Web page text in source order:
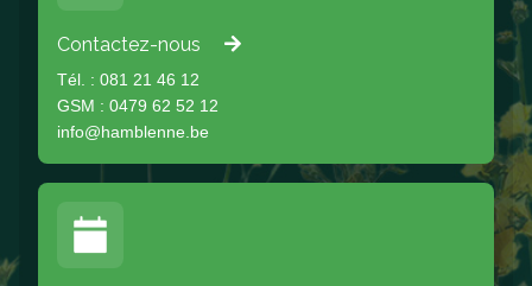
Contactez-nous
Tél. : 081 21 46 12
GSM : 0479 62 52 12
info@hamblenne.be